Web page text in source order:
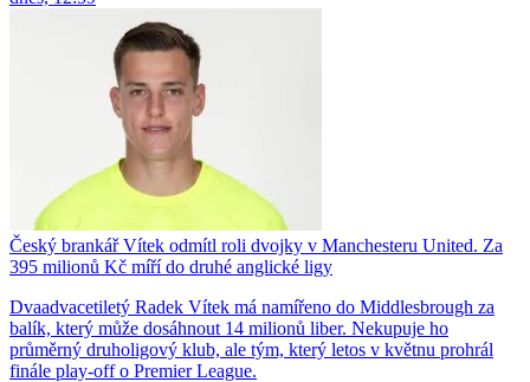
Český brankář Vítek odmítl roli dvojky v Manchesteru United. Za
395 milionů Kč míří do druhé anglické ligy
Dvaadvacetiletý Radek Vítek má namířeno do Middlesbrough za
balík, který může dosáhnout 14 milionů liber. Nekupuje ho
průměrný druholigový klub, ale tým, který letos v květnu prohrál
finále play-off o Premier League.